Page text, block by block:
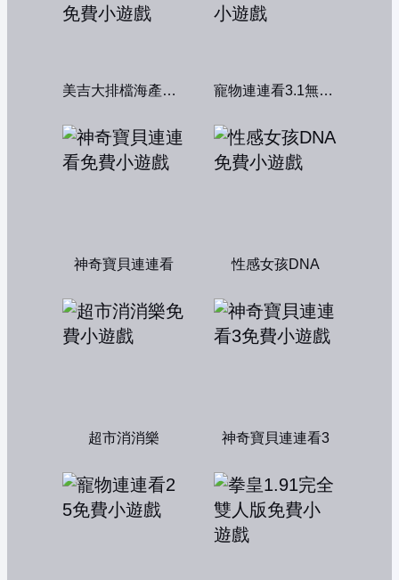
美吉大排檔海產店：中文版 寵物連連看3.1無敵版
神奇寶貝連連看 性感女孩DNA
超市消消樂 神奇寶貝連連看3